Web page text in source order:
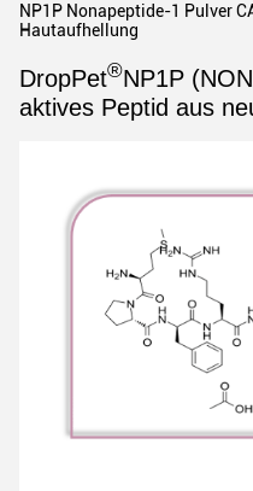
NP1P Nonapeptide-1 Pulver
Hautaufhellung
DropPet®NP1P
aktives Peptid aus